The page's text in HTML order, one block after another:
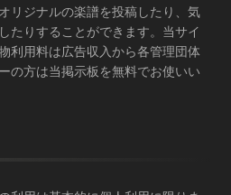
リジナルの楽譜を投稿したり、気
たりすることができます。当サイ
利用料は広告収入から各管理団体
の方は当掲示板を無料でお使いい